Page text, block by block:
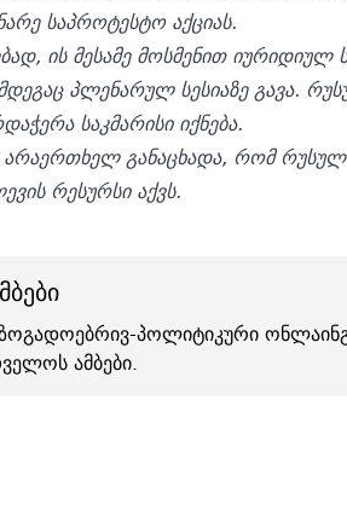
საპროტესტო აქციას.
ის მესამე მოსმენით იურიდიულ
პლენარულ სესიაზე გავა.
საკმარისი იქნება.
განაცხადა, რომ
რესურსი აქვს.
პოლიტიკური
ამბები.